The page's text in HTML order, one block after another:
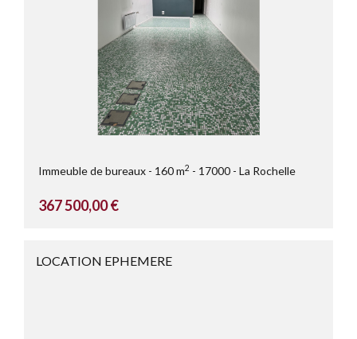
Immeuble de bureaux 160 m2 17000 La Rochelle
367 500,00 €
LOCATION EPHEMERE